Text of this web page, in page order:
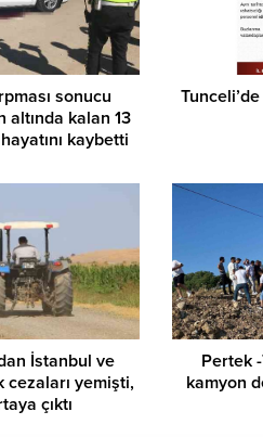
sonucu
altında kalan 13
kaybetti
İstanbul ve
cezaları yemişti,
çıktı
Pertek
kamyon